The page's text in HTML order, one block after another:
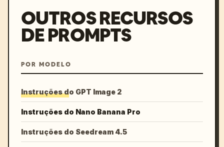
OUTROS RECURSOS
DE PROMPTS
POR MODELO
Instruções do GPT Image 2
Instruções do Nano Banana Pro
Instruções do Seedream 4.5